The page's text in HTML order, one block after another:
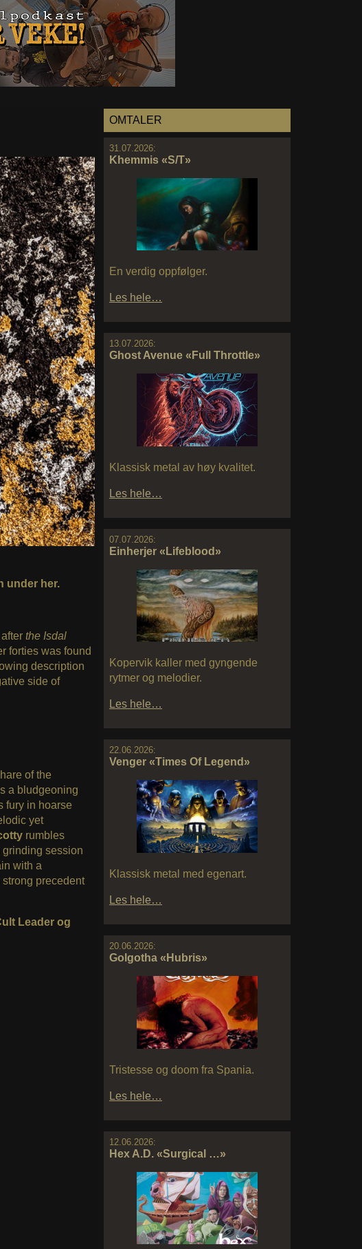
OMTALER
31.07.2026:
Khemmis «S/T»
En verdig oppfølger.
Les hele…
13.07.2026:
Ghost Avenue «Full Throttle»
Klassisk metal av høy kvalitet.
Les hele…
07.07.2026:
Einherjer «Lifeblood»
Kopervik kaller med gyngende
rytmer og melodier.
Les hele…
22.06.2026:
Venger «Times Of Legend»
Klassisk metal med egenart.
Les hele…
20.06.2026:
Golgotha «Hubris»
Tristesse og doom fra Spania.
Les hele…
12.06.2026:
Hex A.D. «Surgical …»
under her.
the Isdal
forties was found
description
side of
of the
a bludgeoning
fury in hoarse
yet
rumbles
grinding session
with a
precedent
Leader og